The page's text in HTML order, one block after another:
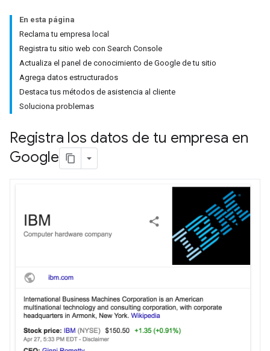
En esta página
Reclama tu empresa local
Registra tu sitio web con Search Console
Actualiza el panel de conocimiento de Google de tu sitio
Agrega datos estructurados
Destaca tus métodos de asistencia al cliente
Soluciona problemas
Registra los datos de tu empresa en
Google